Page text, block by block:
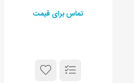
تماس برای قیمت